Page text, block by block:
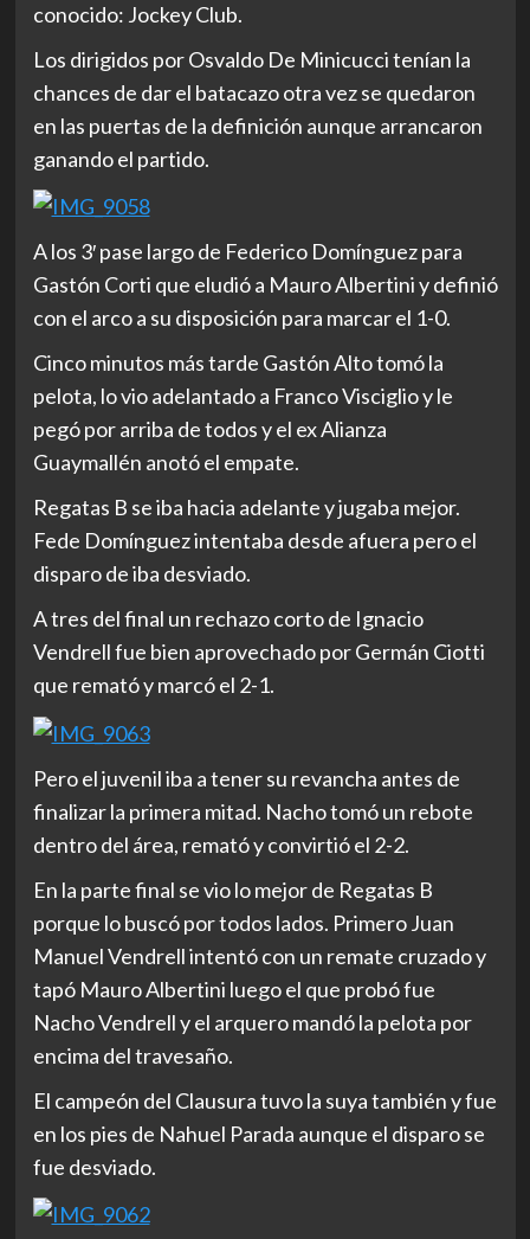
conocido: Jockey Club.
Los dirigidos por Osvaldo De Minicucci tenían la
chances de dar el batacazo otra vez se quedaron
en las puertas de la definición aunque arrancaron
ganando el partido.
A los 3′ pase largo de Federico Domínguez para
Gastón Corti que eludió a Mauro Albertini y definió
con el arco a su disposición para marcar el 1-0.
Cinco minutos más tarde Gastón Alto tomó la
pelota, lo vio adelantado a Franco Visciglio y le
pegó por arriba de todos y el ex Alianza
Guaymallén anotó el empate.
Regatas B se iba hacia adelante y jugaba mejor.
Fede Domínguez intentaba desde afuera pero el
disparo de iba desviado.
A tres del final un rechazo corto de Ignacio
Vendrell fue bien aprovechado por Germán Ciotti
que remató y marcó el 2-1.
Pero el juvenil iba a tener su revancha antes de
finalizar la primera mitad. Nacho tomó un rebote
dentro del área, remató y convirtió el 2-2.
En la parte final se vio lo mejor de Regatas B
porque lo buscó por todos lados. Primero Juan
Manuel Vendrell intentó con un remate cruzado y
tapó Mauro Albertini luego el que probó fue
Nacho Vendrell y el arquero mandó la pelota por
encima del travesaño.
El campeón del Clausura tuvo la suya también y fue
en los pies de Nahuel Parada aunque el disparo se
fue desviado.